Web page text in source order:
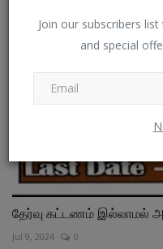
Join our subscribers
and special
தேர்வு கட்டணம் இல்லாமல்
Jul 9, 2024 0